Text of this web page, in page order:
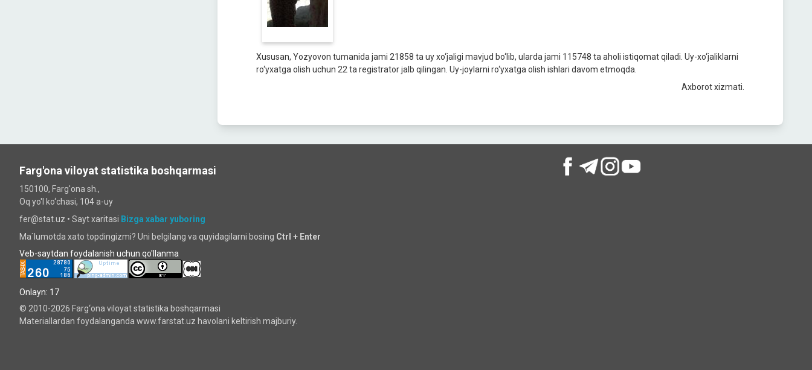
Xususan, Yozyovon tumanida jami 21858 ta uy xo‘jaligi mavjud bo‘lib, ularda jami 115748 ta aholi istiqomat qiladi. Uy-xo‘jaliklarni
ro‘yxatga olish uchun 22 ta registrator jalb qilingan. Uy-joylarni ro‘yxatga olish ishlari davom etmoqda.
Axborot xizmati.
Farg'ona viloyat statistika boshqarmasi
150100, Farg'ona sh.,
Oq yo'l ko‘chаsi, 104 a-uy
fer@stat.uz • Sayt xaritasi Bizga xabar yuboring
Ma`lumotda xato topdingizmi? Uni belgilang va quyidagilarni bosing Ctrl + Enter
Veb-saytdan foydalanish uchun qo'llanma
Onlayn: 17
© 2010-2026 Farg‘ona viloyat statistika boshqarmasi
Materiallardan foydalanganda www.farstat.uz havolani keltirish majburiy.